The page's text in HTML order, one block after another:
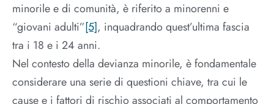
minorile e di comunità, è riferito a minorenni e
“giovani adulti”[5], inquadrando quest’ultima fascia
tra i 18 e i 24 anni.
Nel contesto della devianza minorile, è fondamentale
considerare una serie di questioni chiave, tra cui le
cause e i fattori di rischio associati al comportamento